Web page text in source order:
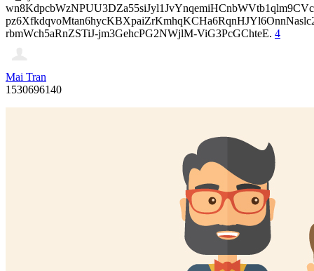
rbmWch5aRnZSTiJ-jm3GehcPG2NWjlM-ViG3PcGChteE. 4
Mai Tran
1530696140